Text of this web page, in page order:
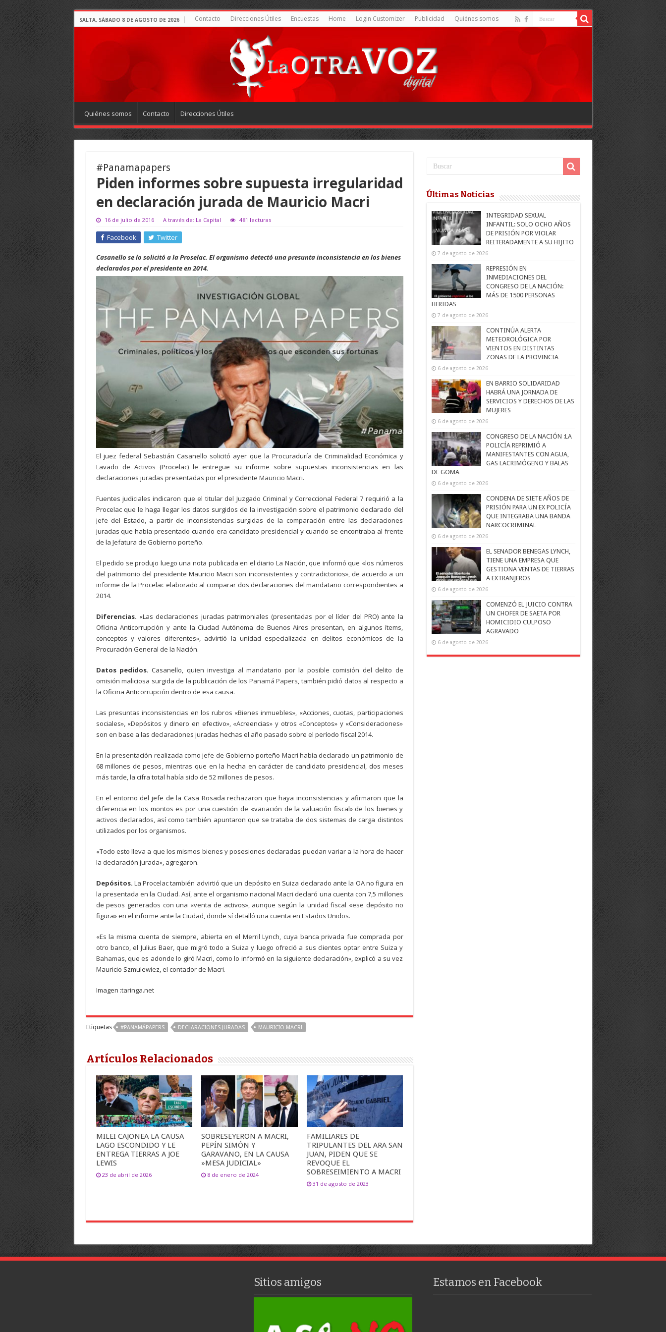
SALTA, SÁBADO 8 DE AGOSTO DE 2026 Contacto Direcciones Útiles Encuestas Home Login Customizer Publicidad Quiénes somos
Quiénes somos Contacto Direcciones Útiles
#Panamapapers
Piden informes sobre supuesta irregularidad
en declaración jurada de Mauricio Macri
16 de julio de 2016 A través de: La Capital 481 lecturas
Facebook Twitter
Casanello se lo solicitó a la Proselac. El organismo detectó una presunta inconsistencia en los bienes
declarados por el presidente en 2014.
El juez federal Sebastián Casanello solicitó ayer que la Procuraduría de Criminalidad Económica y
Lavado de Activos (Procelac) le entregue su informe sobre supuestas inconsistencias en las
declaraciones juradas presentadas por el presidente Mauricio Macri.
Fuentes judiciales indicaron que el titular del Juzgado Criminal y Correccional Federal 7 requirió a la
Procelac que le haga llegar los datos surgidos de la investigación sobre el patrimonio declarado del
jefe del Estado, a partir de inconsistencias surgidas de la comparación entre las declaraciones
juradas que había presentado cuando era candidato presidencial y cuando se encontraba al frente
de la Jefatura de Gobierno porteño.
El pedido se produjo luego una nota publicada en el diario La Nación, que informó que «los números
del patrimonio del presidente Mauricio Macri son inconsistentes y contradictorios», de acuerdo a un
informe de la Procelac elaborado al comparar dos declaraciones del mandatario correspondientes a
2014.
Diferencias. «Las declaraciones juradas patrimoniales (presentadas por el líder del PRO) ante la
Oficina Anticorrupción y ante la Ciudad Autónoma de Buenos Aires presentan, en algunos ítems,
conceptos y valores diferentes», advirtió la unidad especializada en delitos económicos de la
Procuración General de la Nación.
Datos pedidos.Casanello, quien investiga al mandatario por la posible comisión del delito de
omisión maliciosa surgida de la publicación de los Panamá Papers, también pidió datos al respecto a
la Oficina Anticorrupción dentro de esa causa.
Las presuntas inconsistencias en los rubros «Bienes inmuebles», «Acciones, cuotas, participaciones
sociales», «Depósitos y dinero en efectivo», «Acreencias» y otros «Conceptos» y «Consideraciones»
son en base a las declaraciones juradas hechas el año pasado sobre el período fiscal 2014.
En la presentación realizada como jefe de Gobierno porteño Macri había declarado un patrimonio de
68 millones de pesos, mientras que en la hecha en carácter de candidato presidencial, dos meses
más tarde, la cifra total había sido de 52 millones de pesos.
En el entorno del jefe de la Casa Rosada rechazaron que haya inconsistencias y afirmaron que la
diferencia en los montos es por una cuestión de «variación de la valuación fiscal» de los bienes y
activos declarados, así como también apuntaron que se trataba de dos sistemas de carga distintos
utilizados por los organismos.
«Todo esto lleva a que los mismos bienes y posesiones declaradas puedan variar a la hora de hacer
la declaración jurada», agregaron.
Depósitos. La Procelac también advirtió que un depósito en Suiza declarado ante la OA no figura en
la presentada en la Ciudad. Así, ante el organismo nacional Macri declaró una cuenta con 7,5 millones
de pesos generados con una «venta de activos», aunque según la unidad fiscal «ese depósito no
figura» en el informe ante la Ciudad, donde sí detalló una cuenta en Estados Unidos.
«Es la misma cuenta de siempre, abierta en el Merril Lynch, cuya banca privada fue comprada por
otro banco, el Julius Baer, que migró todo a Suiza y luego ofreció a sus clientes optar entre Suiza y
Bahamas, que es adonde lo giró Macri, como lo informó en la siguiente declaración», explicó a su vez
Mauricio Szmulewiez, el contador de Macri.
Imagen :taringa.net
Etiquetas #PANAMÁPAPERS DECLARACIONES JURADAS MAURICIO MACRI
Artículos Relacionados
MILEI CAJONEA LA CAUSA
LAGO ESCONDIDO Y LE
ENTREGA TIERRAS A JOE
LEWIS
23 de abril de 2026
SOBRESEYERON A MACRI,
PEPÍN SIMÓN Y
GARAVANO, EN LA CAUSA
»MESA JUDICIAL»
8 de enero de 2024
FAMILIARES DE
TRIPULANTES DEL ARA SAN
JUAN, PIDEN QUE SE
REVOQUE EL
SOBRESEIMIENTO A MACRI
31 de agosto de 2023
Últimas Noticias
INTEGRIDAD SEXUAL
INFANTIL: SOLO OCHO AÑOS
DE PRISIÓN POR VIOLAR
REITERADAMENTE A SU HIJITO
7 de agosto de 2026
REPRESIÓN EN
INMEDIACIONES DEL
CONGRESO DE LA NACIÓN:
MÁS DE 1500 PERSONAS
HERIDAS
7 de agosto de 2026
CONTINÚA ALERTA
METEOROLÓGICA POR
VIENTOS EN DISTINTAS
ZONAS DE LA PROVINCIA
6 de agosto de 2026
EN BARRIO SOLIDARIDAD
HABRÁ UNA JORNADA DE
SERVICIOS Y DERECHOS DE LAS
MUJERES
6 de agosto de 2026
CONGRESO DE LA NACIÓN :LA
POLICÍA REPRIMIÓ A
MANIFESTANTES CON AGUA,
GAS LACRIMÓGENO Y BALAS
DE GOMA
6 de agosto de 2026
CONDENA DE SIETE AÑOS DE
PRISIÓN PARA UN EX POLICÍA
QUE INTEGRABA UNA BANDA
NARCOCRIMINAL
6 de agosto de 2026
EL SENADOR BENEGAS LYNCH,
TIENE UNA EMPRESA QUE
GESTIONA VENTAS DE TIERRAS
A EXTRANJEROS
6 de agosto de 2026
COMENZÓ EL JUICIO CONTRA
UN CHOFER DE SAETA POR
HOMICIDIO CULPOSO
AGRAVADO
6 de agosto de 2026
Sitios amigos Estamos en Facebook